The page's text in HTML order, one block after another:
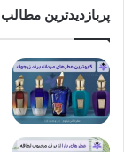
پربازدیدترین مطالب